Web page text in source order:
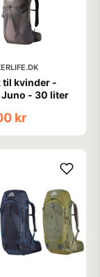
til kvinder -
- 30 liter
kr